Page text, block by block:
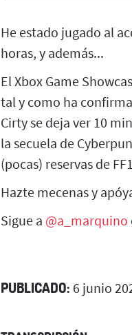
He estado jugado al
horas, y además...
El Xbox Game
tal y como ha
Cirty se deja ver 10
la secuela de
(pocas) reservas de
Hazte mecenas y
Sigue a @a_marquino
PUBLICADO: 6 junio